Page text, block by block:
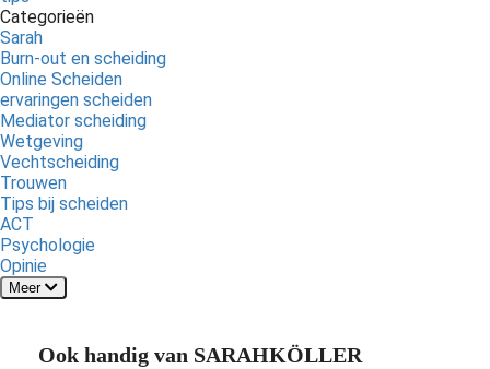
Categorieën
Sarah
Burn-out en scheiding
Online Scheiden
ervaringen scheiden
Mediator scheiding
Wetgeving
Vechtscheiding
Trouwen
Tips bij scheiden
ACT
Psychologie
Opinie
Meer
Ook handig van SARAHKÖLLER